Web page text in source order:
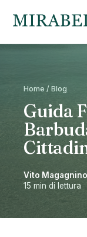
Home / Blog
Guida
Vito Magagnino
15 min di lettura